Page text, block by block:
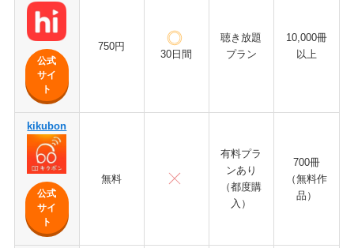
公式
サイ
ト
750円
30日間
聴き放題
プラン
10,000冊
以上
kikubon
公式
サイ
ト
無料
有料プラ
ンあり
（都度購
入）
700冊
（無料作
品）